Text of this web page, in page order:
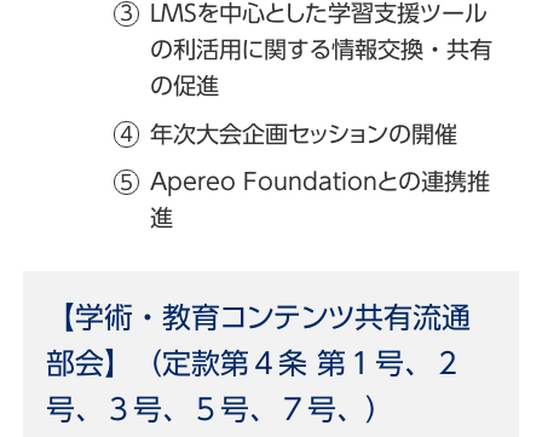
LMSを中心とした学習支援ツール
の利活用に関する情報交換・共有
の促進
年次大会企画セッションの開催
Apereo Foundationとの連携推
進
【学術・教育コンテンツ共有流通
部会】（定款第４条 第１号、２
号、３号、５号、７号、）